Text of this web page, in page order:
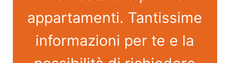
appartamenti. Tantissime
informazioni per te e la